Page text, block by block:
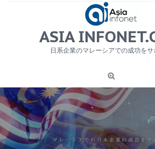
MENU
1
ニュース
労務サービス
プライバシーポリシー及び著作権について
お問合せ
ASIA
日系企業のマレーシアでの成功をサ